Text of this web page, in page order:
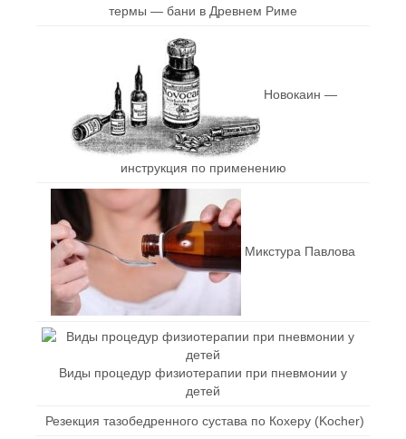
термы — бани в Древнем Риме
Новокаин —
инструкция по применению
Микстура Павлова
Виды процедур физиотерапии при пневмонии у
детей
Резекция тазобедренного сустава по Кохеру (Kocher)